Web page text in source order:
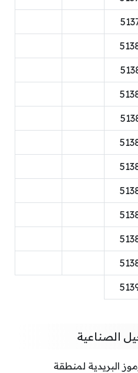
الصناعية
البريدية لمنطقة